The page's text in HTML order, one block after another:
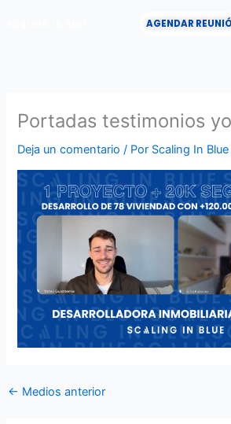
AGENDAR
Portadas testimonios
Deja un comentario / Por Scaling In
← Medios anterior